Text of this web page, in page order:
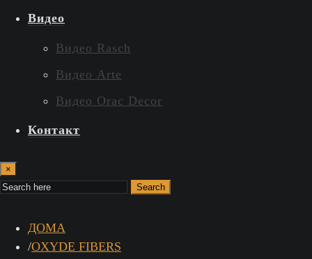
Видео
Видео Rasch
Видео Arte
Видео Orac Decor
Контакт
×
Search
ДОМА
OXYDE FIBERS